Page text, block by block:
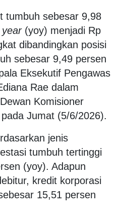
tumbuh sebesar 9,98
(yoy) menjadi Rp
dibandingkan posisi
sebesar 9,49 persen
Eksekutif Pengawas
Rae dalam
Komisioner
Jumat (5/6/2026).
jenis
tumbuh tertinggi
(yoy). Adapun
kredit korporasi
15,51 persen